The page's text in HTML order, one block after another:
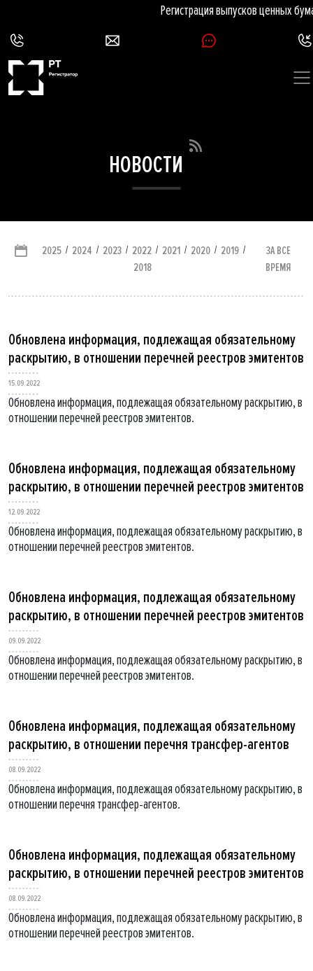
Регистрация выпусков ценных
НОВОСТИ
2025 / 2024 / 2023 / 2022 / 2021 / 2020 / 2019 /
2018
ЗА ВСЕ
ВРЕМЯ
Обновлена информация, подлежащая обязательному
раскрытию, в отношении перечней реестров эмитентов
15.09.2022
Обновлена информация, подлежащая обязательному раскрытию, в
отношении перечней реестров эмитентов.
Обновлена информация, подлежащая обязательному
раскрытию, в отношении перечней реестров эмитентов
12.09.2022
Обновлена информация, подлежащая обязательному раскрытию, в
отношении перечней реестров эмитентов.
Обновлена информация, подлежащая обязательному
раскрытию, в отношении перечней реестров эмитентов
09.09.2022
Обновлена информация, подлежащая обязательному раскрытию, в
отношении перечней реестров эмитентов.
Обновлена информация, подлежащая обязательному
раскрытию, в отношении перечня трансфер-агентов
08.09.2022
Обновлена информация, подлежащая обязательному раскрытию, в
отношении перечня трансфер-агентов.
Обновлена информация, подлежащая обязательному
раскрытию, в отношении перечней реестров эмитентов
08.09.2022
Обновлена информация, подлежащая обязательному раскрытию, в
отношении перечней реестров эмитентов.